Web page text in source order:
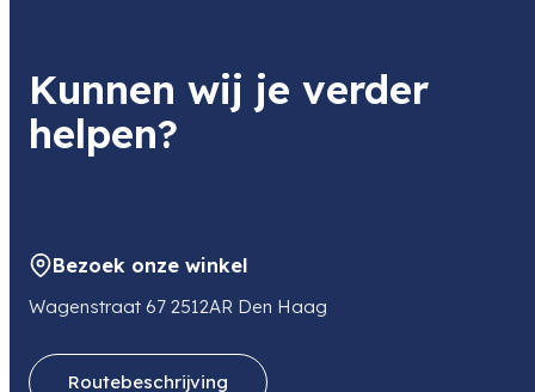
Kunnen wij je verder
helpen?
Bezoek onze winkel
Wagenstraat 67 2512AR Den Haag
Routebeschrijving